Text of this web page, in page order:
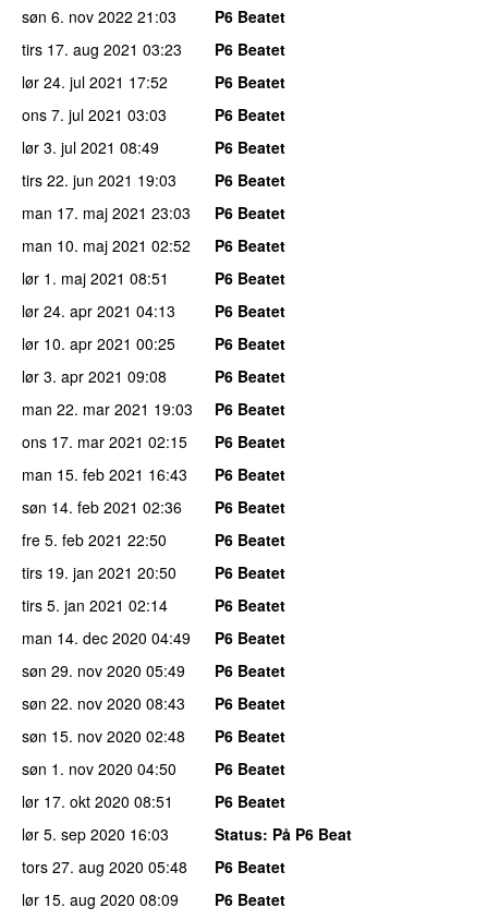
søn 6. nov 2022 21:03
P6 Beatet
tirs 17. aug 2021 03:23
P6 Beatet
lør 24. jul 2021 17:52
P6 Beatet
ons 7. jul 2021 03:03
P6 Beatet
lør 3. jul 2021 08:49
P6 Beatet
tirs 22. jun 2021 19:03
P6 Beatet
man 17. maj 2021 23:03
P6 Beatet
man 10. maj 2021 02:52
P6 Beatet
lør 1. maj 2021 08:51
P6 Beatet
lør 24. apr 2021 04:13
P6 Beatet
lør 10. apr 2021 00:25
P6 Beatet
lør 3. apr 2021 09:08
P6 Beatet
man 22. mar 2021 19:03
P6 Beatet
ons 17. mar 2021 02:15
P6 Beatet
man 15. feb 2021 16:43
P6 Beatet
søn 14. feb 2021 02:36
P6 Beatet
fre 5. feb 2021 22:50
P6 Beatet
tirs 19. jan 2021 20:50
P6 Beatet
tirs 5. jan 2021 02:14
P6 Beatet
man 14. dec 2020 04:49
P6 Beatet
søn 29. nov 2020 05:49
P6 Beatet
søn 22. nov 2020 08:43
P6 Beatet
søn 15. nov 2020 02:48
P6 Beatet
søn 1. nov 2020 04:50
P6 Beatet
lør 17. okt 2020 08:51
P6 Beatet
lør 5. sep 2020 16:03 Status: På P6 Beat
tors 27. aug 2020 05:48
P6 Beatet
lør 15. aug 2020 08:09
P6 Beatet